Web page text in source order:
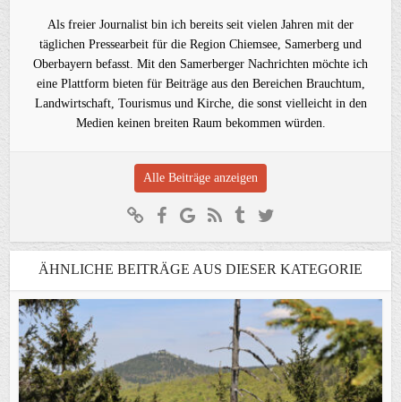
Als freier Journalist bin ich bereits seit vielen Jahren mit der
täglichen Pressearbeit für die Region Chiemsee, Samerberg und
Oberbayern befasst. Mit den Samerberger Nachrichten möchte ich
eine Plattform bieten für Beiträge aus den Bereichen Brauchtum,
Landwirtschaft, Tourismus und Kirche, die sonst vielleicht in den
Medien keinen breiten Raum bekommen würden.
Alle Beiträge anzeigen
ÄHNLICHE BEITRÄGE AUS DIESER KATEGORIE